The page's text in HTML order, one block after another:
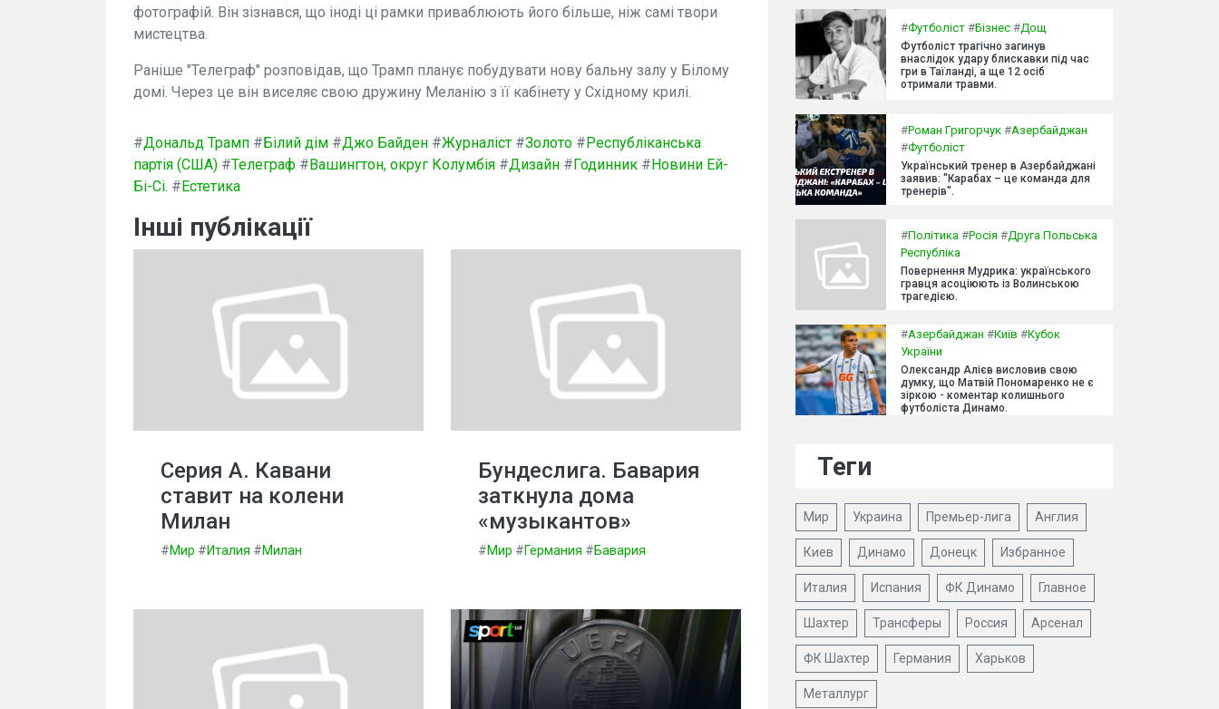
фотографій. Він зізнався, що іноді ці рамки приваблюють його більше, ніж самі твори
мистецтва.
Раніше "Телеграф" розповідав, що Трамп планує побудувати нову бальну залу у Білому
домі. Через це він виселяє свою дружину Меланію з її кабінету у Східному крилі.
#Дональд Трамп #Білий дім #Джо Байден #Журналіст #Золото #Республіканська
партія (США) #Телеграф #Вашингтон, округ Колумбія #Дизайн #Годинник #Новини Ей-
Бі-Сі. #Естетика
Інші публікації
Серия А. Кавани
ставит на колени
Милан
#Мир #Италия #Милан
Бундеслига. Бавария
заткнула дома
«музыкантов»
#Мир #Германия #Бавария
#Футболіст #Бізнес #Дощ
Футболіст трагічно загинув
внаслідок удару блискавки під час
гри в Таїланді, а ще 12 осіб
отримали травми.
#Роман Григорчук #Азербайджан
#Футболіст
Український тренер в Азербайджані
заявив: "Карабах – це команда для
тренерів".
#Політика #Росія #Друга Польська
Республіка
Повернення Мудрика: українського
гравця асоціюють із Волинською
трагедією.
#Азербайджан #Київ #Кубок
України
Олександр Алієв висловив свою
думку, що Матвій Пономаренко не є
зіркою - коментар колишнього
футболіста Динамо.
Теги
Мир Украина Премьер-лига Англия
Киев Динамо Донецк Избранное
Италия Испания ФК Динамо Главное
Шахтер Трансферы Россия Арсенал
ФК Шахтер Германия Харьков
Металлург